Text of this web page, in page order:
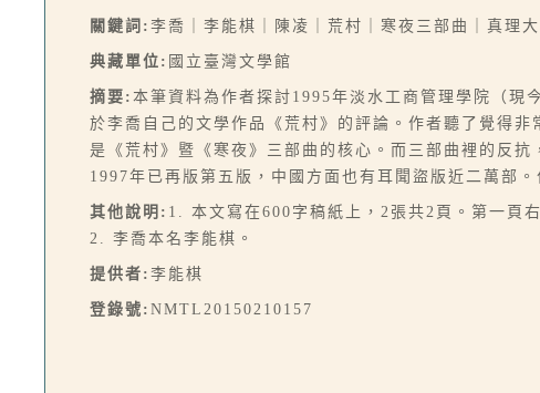
關鍵詞: 李喬｜李能棋｜陳凌｜荒村｜寒夜三部曲｜真理
典藏單位: 國立臺灣文學館
摘要: 本筆資料為作者探討1995年淡水工商管理學院（現
於李喬自己的文學作品《荒村》的評論。作者聽了覺得
是《荒村》暨《寒夜》三部曲的核心。而三部曲裡的反
1997年已再版第五版，中國方面也有耳聞盜版近二萬部
其他說明: 1. 本文寫在600字稿紙上，2張共2頁。第一頁
2. 李喬本名李能棋。
提供者: 李能棋
登錄號: NMTL20150210157